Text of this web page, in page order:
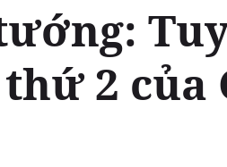
2 của